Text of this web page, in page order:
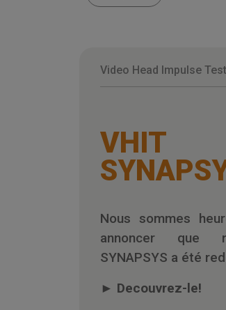
Video Head Impulse Test
VHIT
Nous sommes
annoncer que
SYNAPSYS a été
► Decouvrez-le!